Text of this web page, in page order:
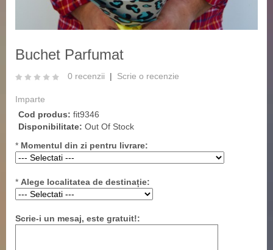
‹
Buchet Parfumat
0 recenzii | Scrie o recenzie
Imparte
Cod produs: fit9346
Disponibilitate: Out Of Stock
* Momentul din zi pentru livrare:
* Alege localitatea de destinație:
Scrie-i un mesaj, este gratuit!: